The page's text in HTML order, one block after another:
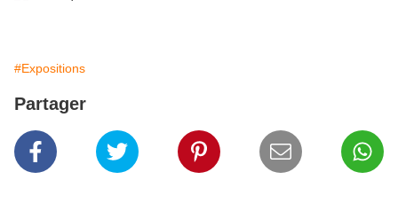
#Expositions
Partager